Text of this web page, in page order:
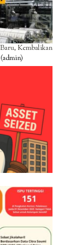
Kembalikan
(admin)